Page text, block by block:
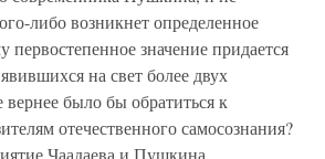
либо возникнет определенное
первостепенное значение придается
на свет более двух
вернее было бы обратиться к
отечественного самосознания?
Чаадаева и Пушкина,